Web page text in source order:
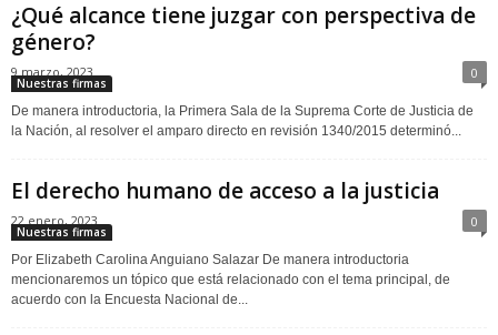
¿Qué alcance tiene juzgar con perspectiva de
género?
9 marzo, 2023 0
Nuestras firmas
De manera introductoria, la Primera Sala de la Suprema Corte de Justicia de
la Nación, al resolver el amparo directo en revisión 1340/2015 determinó...
El derecho humano de acceso a la justicia
22 enero, 2023 0
Nuestras firmas
Por Elizabeth Carolina Anguiano Salazar De manera introductoria
mencionaremos un tópico que está relacionado con el tema principal, de
acuerdo con la Encuesta Nacional de...